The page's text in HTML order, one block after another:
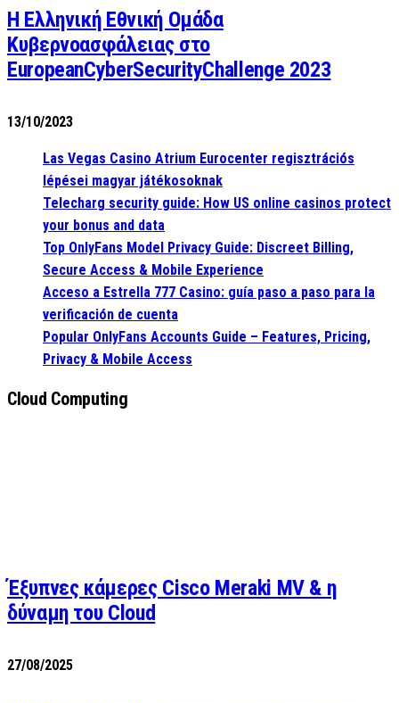
Η Ελληνική Εθνική Ομάδα
Κυβερνοασφάλειας στο
EuropeanCyberSecurityChallenge 2023
13/10/2023
Las Vegas Casino Atrium Eurocenter regisztrációs
lépései magyar játékosoknak
Telecharg security guide: How US online casinos protect
your bonus and data
Top OnlyFans Model Privacy Guide: Discreet Billing,
Secure Access & Mobile Experience
Acceso a Estrella 777 Casino: guía paso a paso para la
verificación de cuenta
Popular OnlyFans Accounts Guide – Features, Pricing,
Privacy & Mobile Access
Cloud Computing
Έξυπνες κάμερες Cisco Meraki MV & η
δύναμη του Cloud
27/08/2025